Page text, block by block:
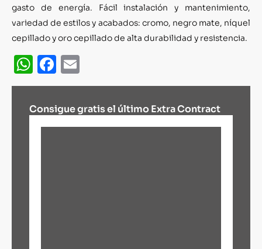
gasto de energía. Fácil instalación y mantenimiento,
variedad de estilos y acabados: cromo, negro mate, níquel
cepillado y oro cepillado de alta durabilidad y resistencia.
WhatsApp
Facebook
Consigue gratis el último Extra Contract